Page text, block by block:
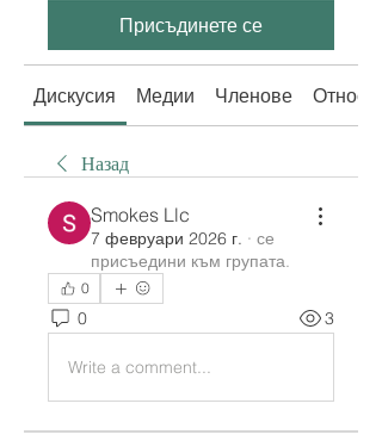
Присъдинете се
Дискусия Медии Членове Относно
Назад
Smokes Llc
7 февруари 2026 г. · се
присъедини към групата.
0
0 3
Write a comment...